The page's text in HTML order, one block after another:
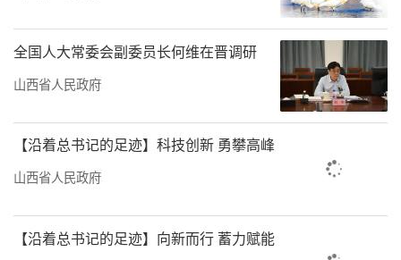
全国人大常委会副委员长何维在晋调研
山西省人民政府
【沿着总书记的足迹】科技创新 勇攀高峰
山西省人民政府
【沿着总书记的足迹】向新而行 蓄力赋能